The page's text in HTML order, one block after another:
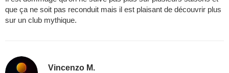
que ça ne soit pas reconduit mais il est plaisant de découvrir plus
sur un club mythique.
Vincenzo M.